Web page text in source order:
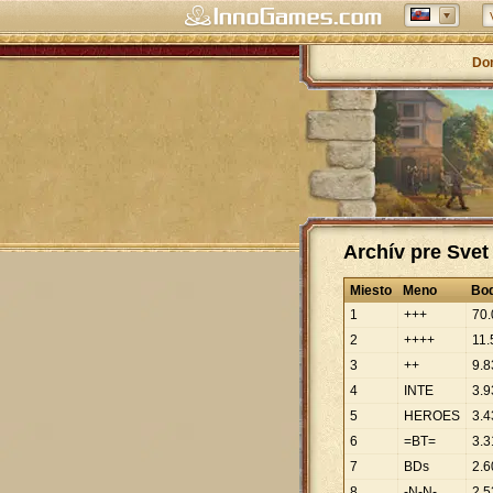
Archív pre
Miesto Meno
1
+++ 70.
2
++++ 11.
3
++ 9.
4
INTE 3.
5
HEROES 3.
6
=BT= 3.
7
BDs 2.